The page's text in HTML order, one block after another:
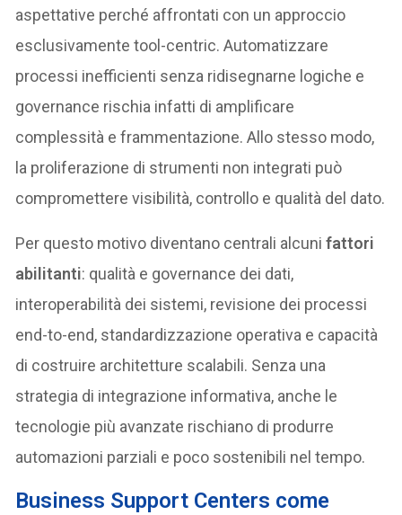
aspettative perché affrontati con un approccio
esclusivamente tool-centric. Automatizzare
processi inefficienti senza ridisegnarne logiche e
governance rischia infatti di amplificare
complessità e frammentazione. Allo stesso modo,
la proliferazione di strumenti non integrati può
compromettere visibilità, controllo e qualità del dato.
Per questo motivo diventano centrali alcunifattori
abilitanti: qualità e governance dei dati,
interoperabilità dei sistemi, revisione dei processi
end-to-end, standardizzazione operativa e capacità
di costruire architetture scalabili. Senza una
strategia di integrazione informativa, anche le
tecnologie più avanzate rischiano di produrre
automazioni parziali e poco sostenibili nel tempo.
Business Support Centers come